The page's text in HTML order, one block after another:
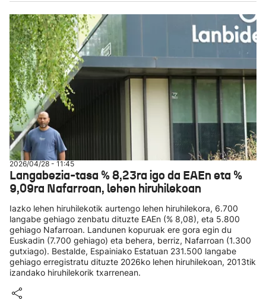
2026/04/28 - 11:45
Langabezia-tasa % 8,23ra igo da EAEn eta %
9,09ra Nafarroan, lehen hiruhilekoan
Iazko lehen hiruhilekotik aurtengo lehen hiruhilekora, 6.700
langabe gehiago zenbatu dituzte EAEn (% 8,08), eta 5.800
gehiago Nafarroan. Landunen kopuruak ere gora egin du
Euskadin (7.700 gehiago) eta behera, berriz, Nafarroan (1.300
gutxiago). Bestalde, Espainiako Estatuan 231.500 langabe
gehiago erregistratu dituzte 2026ko lehen hiruhilekoan, 2013tik
izandako hiruhilekorik txarrenean.